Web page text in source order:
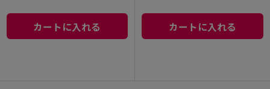
カートに入れる カートに入れる